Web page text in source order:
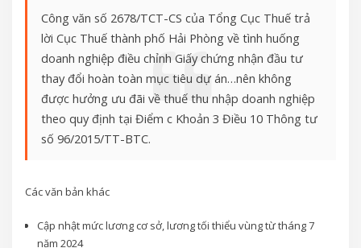
Công văn số 2678/TCT-CS của Tổng Cục Thuế trả
lời Cục Thuế thành phố Hải Phòng về tình huống
doanh nghiệp điều chỉnh Giấy chứng nhận đầu tư
thay đổi hoàn toàn mục tiêu dự án…nên không
được hưởng ưu đãi về thuế thu nhập doanh nghiệp
theo quy định tại Điểm c Khoản 3 Điều 10 Thông tư
số 96/2015/TT-BTC.
Các văn bản khác
Cập nhật mức lương cơ sở, lương tối thiểu vùng từ tháng 7
năm 2024